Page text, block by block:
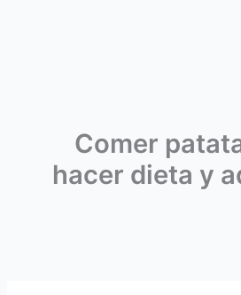
Comer
hacer dieta y